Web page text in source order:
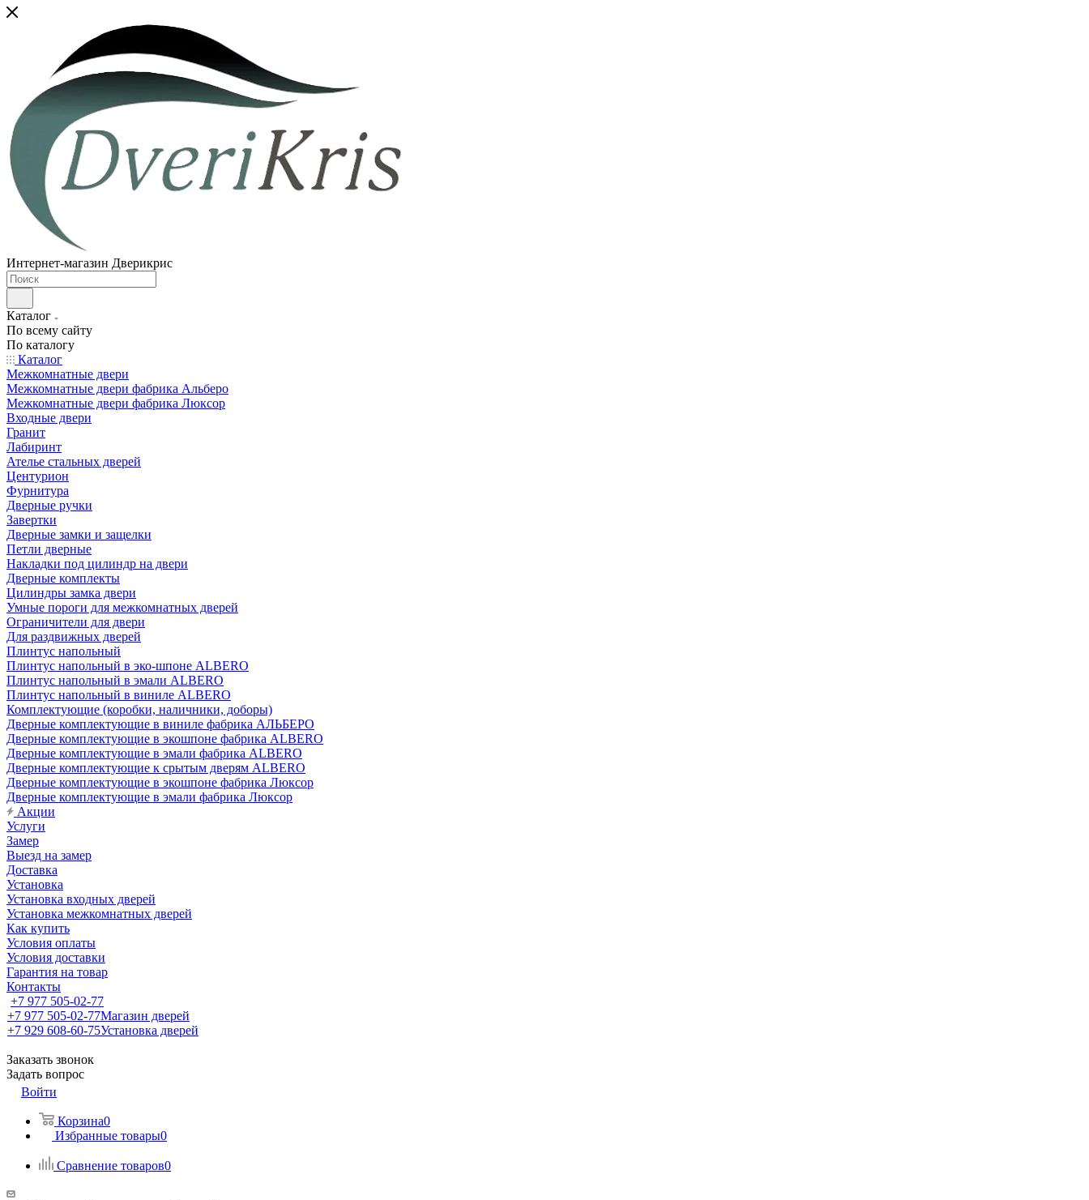
Интернет-магазин Дверикрис
Каталог
По всему сайту
По каталогу
Каталог
Межкомнатные двери
Межкомнатные двери фабрика Альберо
Межкомнатные двери фабрика Люксор
Входные двери
Гранит
Лабиринт
Ателье стальных дверей
Центурион
Фурнитура
Дверные ручки
Завертки
Дверные замки и защелки
Петли дверные
Накладки под цилиндр на двери
Дверные комплекты
Цилиндры замка двери
Умные пороги для межкомнатных дверей
Ограничители для двери
Для раздвижных дверей
Плинтус напольный
Плинтус напольный в эко-шпоне ALBERO
Плинтус напольный в эмали ALBERO
Плинтус напольный в виниле ALBERO
Комплектующие (коробки, наличники, доборы)
Дверные комплектующие в виниле фабрика АЛЬБЕРО
Дверные комплектующие в экошпоне фабрика ALBERO
Дверные комплектующие в эмали фабрика ALBERO
Дверные комплектующие к срытым дверям ALBERO
Дверные комплектующие в экошпоне фабрика Люксор
Дверные комплектующие в эмали фабрика Люксор
Акции
Услуги
Замер
Выезд на замер
Доставка
Установка
Установка входных дверей
Установка межкомнатных дверей
Как купить
Условия оплаты
Условия доставки
Гарантия на товар
Контакты
+7 977 505-02-77
+7 977 505-02-77Магазин дверей
+7 929 608-60-75Установка дверей
Заказать звонок
Задать вопрос
Войти
Корзина0
Избранные товары0
Сравнение товаров0